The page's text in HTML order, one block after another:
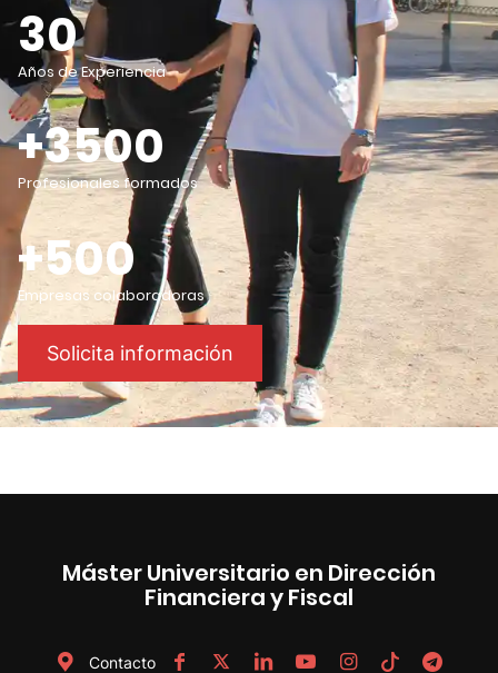
30
Años de Experiencia
+3500
Profesionales formados
+500
Empresas colaboradoras
Solicita información
Máster Universitario en Dirección
Financiera y Fiscal
Contacto